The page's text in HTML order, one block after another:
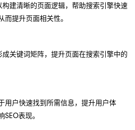
建清晰的页面逻辑，帮助搜索引擎快速
提升页面相关性。
关键词矩阵，提升页面在搜索引擎中的
用户快速找到所需信息，提升用户体
表现。